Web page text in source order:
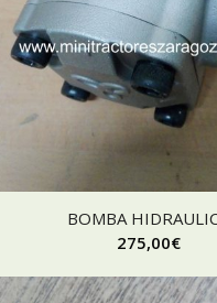
BOMBA
275,00€